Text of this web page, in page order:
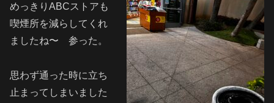
めっきりABCストアも
喫煙所を減らしてくれ
ましたね〜 参った。
思わず通った時に立ち
止まってしまいました